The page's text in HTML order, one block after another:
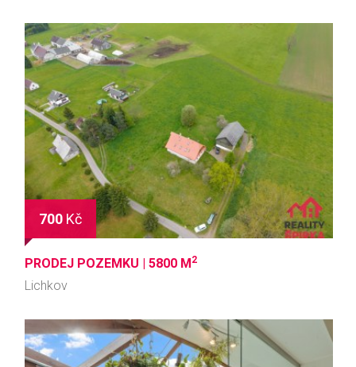
700Kč
PRODEJ POZEMKU | 5800 M 2
Lichkov